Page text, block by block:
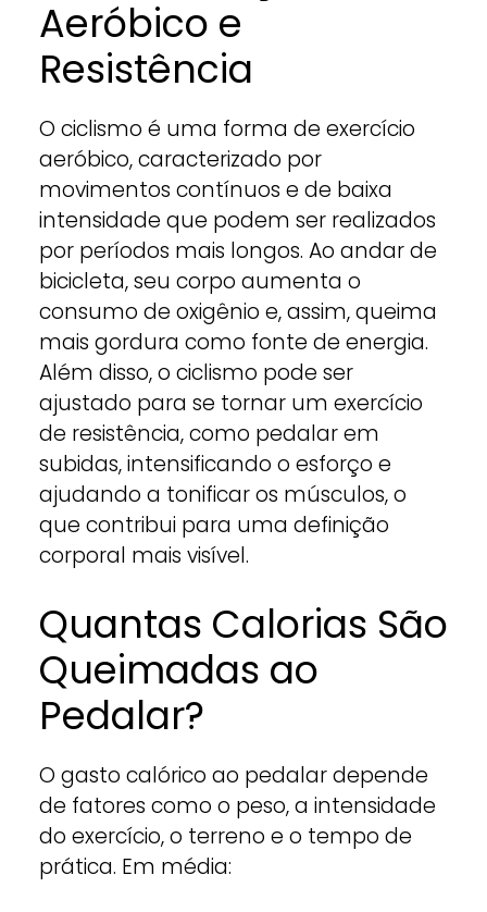
Aeróbico e
Resistência
O ciclismo é uma forma de exercício
aeróbico, caracterizado por
movimentos contínuos e de baixa
intensidade que podem ser realizados
por períodos mais longos. Ao andar de
bicicleta, seu corpo aumenta o
consumo de oxigênio e, assim, queima
mais gordura como fonte de energia.
Além disso, o ciclismo pode ser
ajustado para se tornar um exercício
de resistência, como pedalar em
subidas, intensificando o esforço e
ajudando a tonificar os músculos, o
que contribui para uma definição
corporal mais visível.
Quantas Calorias São
Queimadas ao
Pedalar?
O gasto calórico ao pedalar depende
de fatores como o peso, a intensidade
do exercício, o terreno e o tempo de
prática. Em média: